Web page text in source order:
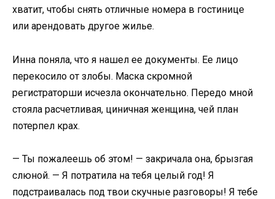
хватит, чтобы снять отличные номера в гостинице
или арендовать другое жилье.
Инна поняла, что я нашел ее документы. Ее лицо
перекосило от злобы. Маска скромной
регистраторши исчезла окончательно. Передо мной
стояла расчетливая, циничная женщина, чей план
потерпел крах.
— Ты пожалеешь об этом! — закричала она, брызгая
слюной. — Я потратила на тебя целый год! Я
подстраивалась под твои скучные разговоры! Я тебе